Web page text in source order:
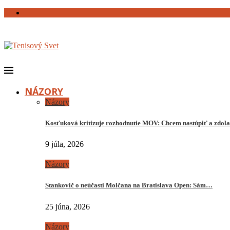
NÁZORY
Názory
Kosťuková kritizuje rozhodnutie MOV: Chcem nastúpiť a
9 júla, 2026
Názory
Stankovič o neúčasti Molčana na Bratislava Open: Sám…
25 júna, 2026
Názory